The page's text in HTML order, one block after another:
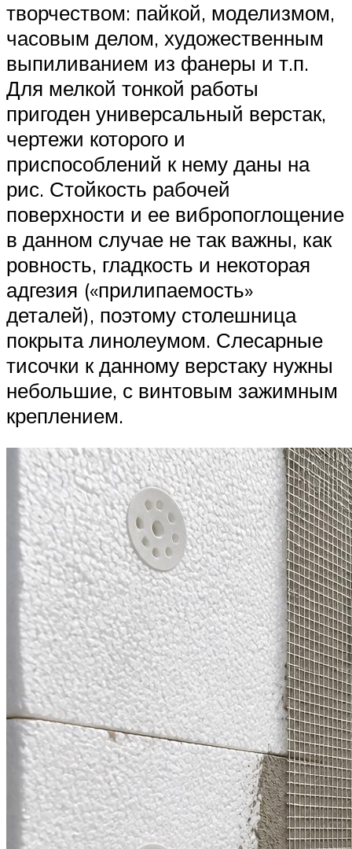
творчеством: пайкой, моделизмом,
часовым делом, художественным
выпиливанием из фанеры и т.п.
Для мелкой тонкой работы
пригоден универсальный верстак,
чертежи которого и
приспособлений к нему даны на
рис. Стойкость рабочей
поверхности и ее вибропоглощение
в данном случае не так важны, как
ровность, гладкость и некоторая
адгезия («прилипаемость»
деталей), поэтому столешница
покрыта линолеумом. Слесарные
тисочки к данному верстаку нужны
небольшие, с винтовым зажимным
креплением.